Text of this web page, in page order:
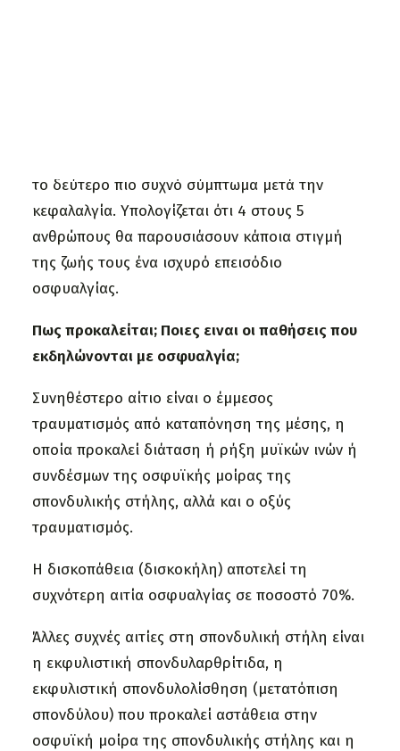
το δεύτερο πιο συχνό σύμπτωμα μετά την
κεφαλαλγία. Υπολογίζεται ότι 4 στους 5
ανθρώπους θα παρουσιάσουν κάποια στιγμή
της ζωής τους ένα ισχυρό επεισόδιο
οσφυαλγίας.
Πως προκαλείται; Ποιες ειναι οι παθήσεις που
εκδηλώνονται με οσφυαλγία;
Συνηθέστερο αίτιο είναι ο έμμεσος
τραυματισμός από καταπόνηση της μέσης, η
οποία προκαλεί διάταση ή ρήξη μυϊκών ινών ή
συνδέσμων της οσφυϊκής μοίρας της
σπονδυλικής στήλης, αλλά και ο οξύς
τραυματισμός.
Η δισκοπάθεια (δισκοκήλη) αποτελεί τη
συχνότερη αιτία οσφυαλγίας σε ποσοστό 70%.
Άλλες συχνές αιτίες στη σπονδυλική στήλη είναι
η εκφυλιστική σπονδυλαρθρίτιδα, η
εκφυλιστική σπονδυλολίσθηση (μετατόπιση
σπονδύλου) που προκαλεί αστάθεια στην
οσφυϊκή μοίρα της σπονδυλικής στήλης και η